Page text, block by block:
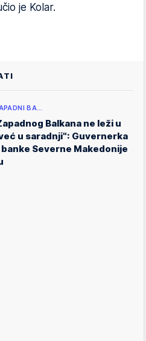
je Kolar.
BA…
Balkana ne leži u
u saradnji": Guvernerka
Severne Makedonije